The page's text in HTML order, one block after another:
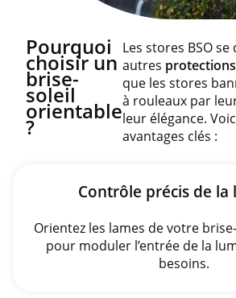
Pourquoi
choisir un
brise-
soleil
orientable
?
Les stores BSO
autres
que les stores
à rouleaux par
leur élégance.
avantages clés :
Contrôle précis de la
Orientez les lames de votre
pour moduler l’entrée de la
besoins.